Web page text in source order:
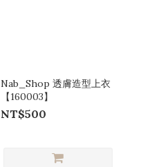
Nab_Shop 透膚造型上衣
【160003】
NT$500